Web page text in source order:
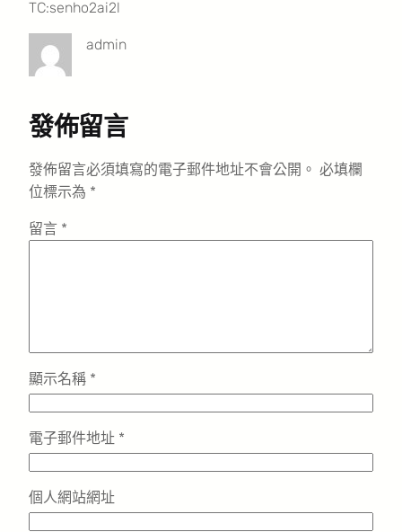
TC:senho2ai2l
admin
發佈留言
發佈留言必須填寫的電子郵件地址不會公開。 必填欄
位標示為 *
留言 *
顯示名稱 *
電子郵件地址 *
個人網站網址